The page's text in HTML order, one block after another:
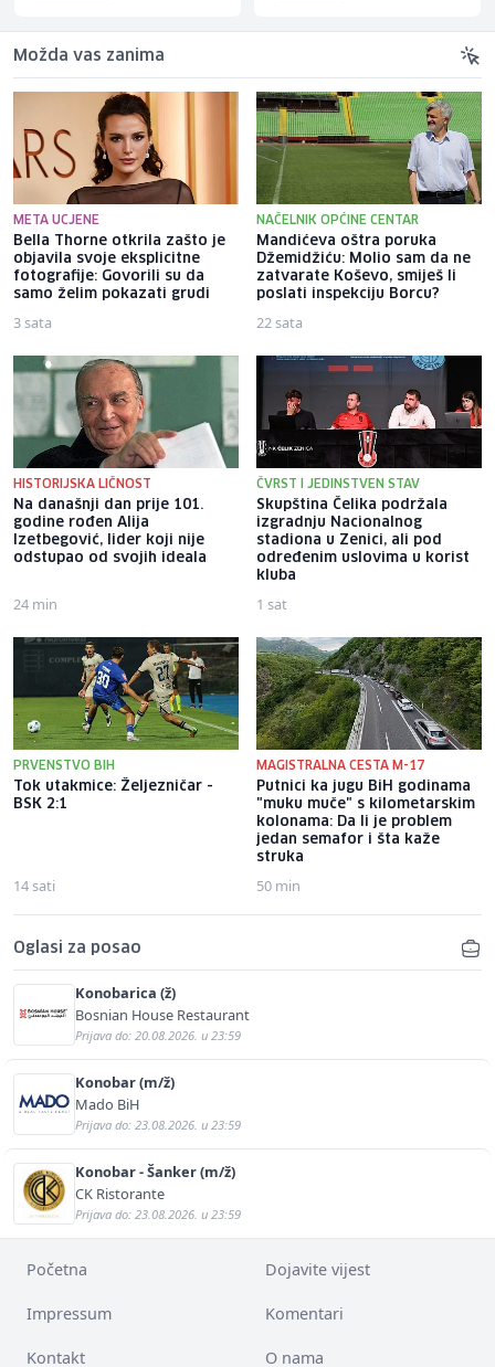
Možda vas zanima
META UCJENE
Bella Thorne otkrila zašto je
objavila svoje eksplicitne
fotografije: Govorili su da
samo želim pokazati grudi
3 sata
NAČELNIK OPĆINE CENTAR
Mandićeva oštra poruka
Džemidžiću: Molio sam da ne
zatvarate Koševo, smiješ li
poslati inspekciju Borcu?
22 sata
HISTORIJSKA LIČNOST
Na današnji dan prije 101.
godine rođen Alija
Izetbegović, lider koji nije
odstupao od svojih ideala
24 min
ČVRST I JEDINSTVEN STAV
Skupština Čelika podržala
izgradnju Nacionalnog
stadiona u Zenici, ali pod
određenim uslovima u korist
kluba
1 sat
PRVENSTVO BIH
Tok utakmice: Željezničar -
BSK 2:1
14 sati
MAGISTRALNA CESTA M-17
Putnici ka jugu BiH godinama
"muku muče" s kilometarskim
kolonama: Da li je problem
jedan semafor i šta kaže
struka
50 min
Oglasi za posao
Konobarica (ž)
Bosnian House Restaurant
Prijava do: 20.08.2026. u 23:59
Konobar (m/ž)
Mado BiH
Prijava do: 23.08.2026. u 23:59
Konobar - Šanker (m/ž)
CK Ristorante
Prijava do: 23.08.2026. u 23:59
Početna Dojavite vijest
Impressum Komentari
Kontakt O nama